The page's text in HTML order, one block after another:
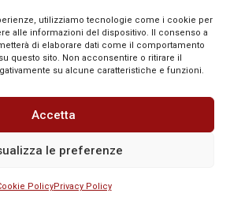
utilizziamo tecnologie come i cookie per
alle informazioni del dispositivo. Il consenso a
di elaborare dati come il comportamento
questo sito. Non acconsentire o ritirare il
su alcune caratteristiche e funzioni.
Accetta
le preferenze
PolicyPrivacy Policy
totale o parziale dei contenuti è consentita
o citando chiaramente la fonte, con link diretto
previsto. I contenuti provenienti da terze
informativi e restano di proprietà dei legittimi
viola diritti d’autore o norme vigenti, è
la verifica e l’eventuale rimozione tramite
all'indirizzo redazione@news-town.it